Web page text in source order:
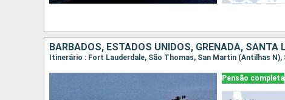
Pensão completa